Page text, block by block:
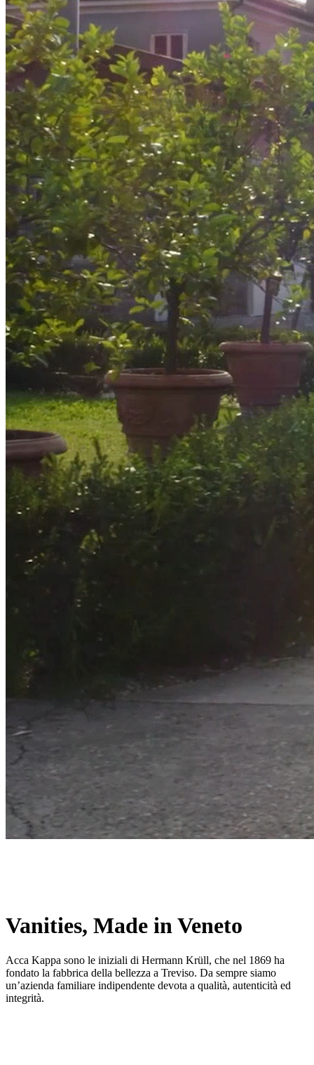
Vanities, Made in Veneto
Acca Kappa sono le iniziali di Hermann Krüll, che nel 1869 ha
fondato la fabbrica della bellezza a Treviso. Da sempre siamo
un’azienda familiare indipendente devota a qualità, autenticità ed
integrità.